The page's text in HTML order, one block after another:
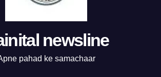
newsline
pahad ke samachaar